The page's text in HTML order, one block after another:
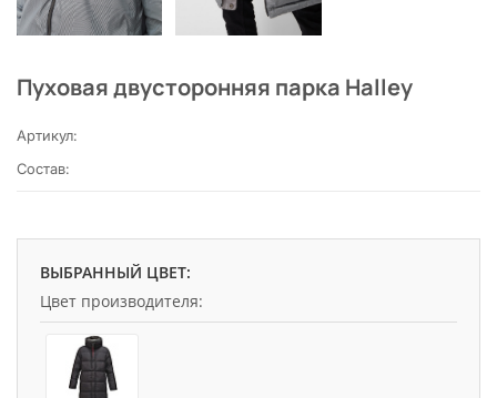
Пуховая двусторонняя парка Halley
Артикул:
Состав:
ВЫБРАННЫЙ ЦВЕТ:
Цвет производителя: